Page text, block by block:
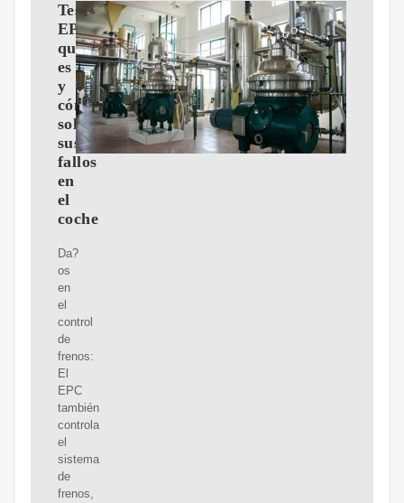
Testigo
EPC:
qué
es
y
cómo
solucionar
sus
fallos
en
el
coche
Da?
os
en
el
control
de
frenos:
El
EPC
también
controla
el
sistema
de
frenos,